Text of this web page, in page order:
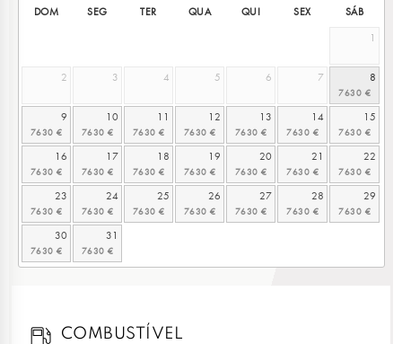
DOM SEG TER QUA QUI SEX
SÁB
1
2 3 4 5 6 7 8
9 10 11 12 13 14 15
16 17 18 19 20 21 22
23 24 25 26 27 28 29
30 31
COMBUSTÍVEL